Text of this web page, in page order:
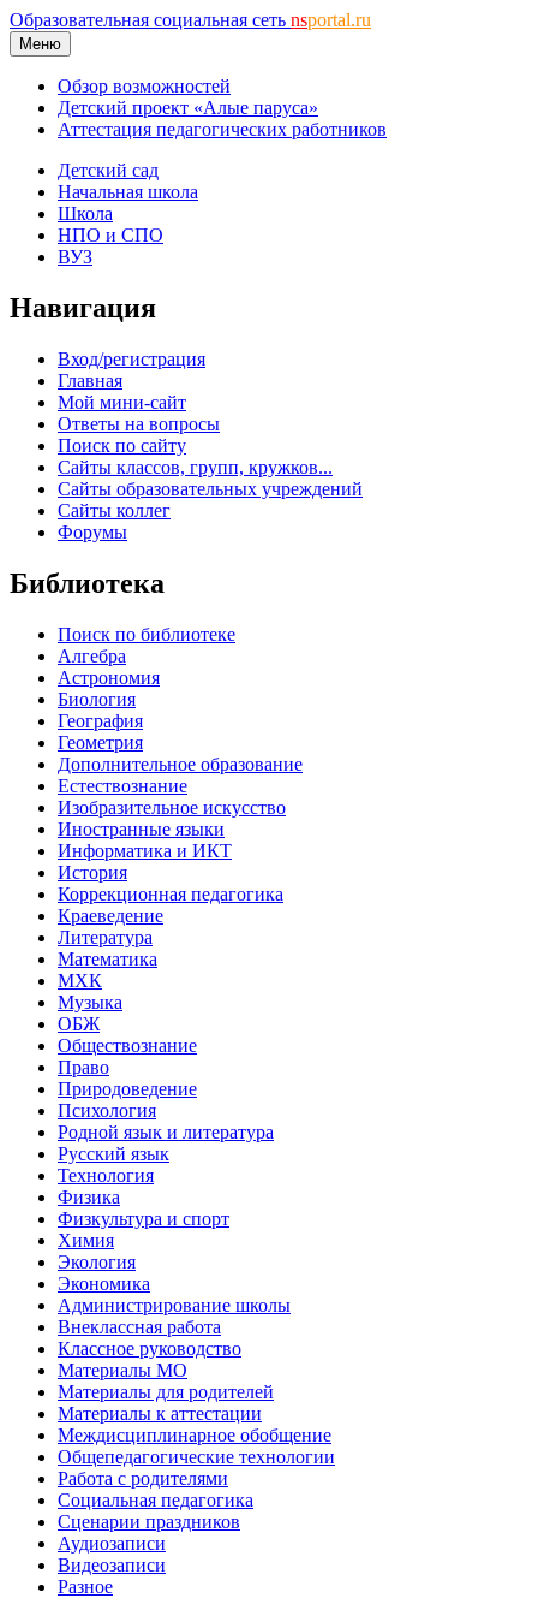
Образовательная социальная сеть nsportal.ru
Меню
Обзор возможностей
Детский проект «Алые паруса»
Аттестация педагогических работников
Детский сад
Начальная школа
Школа
НПО и СПО
ВУЗ
Навигация
Вход/регистрация
Главная
Мой мини-сайт
Ответы на вопросы
Поиск по сайту
Сайты классов, групп, кружков...
Сайты образовательных учреждений
Сайты коллег
Форумы
Библиотека
Поиск по библиотеке
Алгебра
Астрономия
Биология
География
Геометрия
Дополнительное образование
Естествознание
Изобразительное искусство
Иностранные языки
Информатика и ИКТ
История
Коррекционная педагогика
Краеведение
Литература
Математика
МХК
Музыка
ОБЖ
Обществознание
Право
Природоведение
Психология
Родной язык и литература
Русский язык
Технология
Физика
Физкультура и спорт
Химия
Экология
Экономика
Администрирование школы
Внеклассная работа
Классное руководство
Материалы МО
Материалы для родителей
Материалы к аттестации
Междисциплинарное обобщение
Общепедагогические технологии
Работа с родителями
Социальная педагогика
Сценарии праздников
Аудиозаписи
Видеозаписи
Разное